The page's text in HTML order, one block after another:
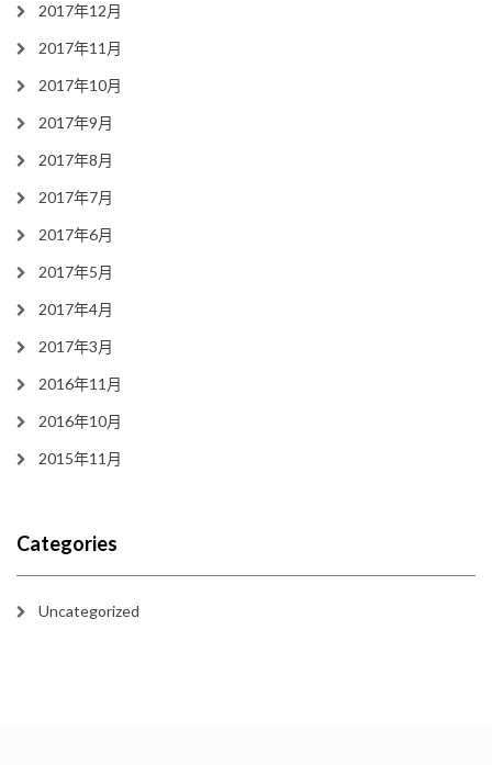
2017年12月
2017年11月
2017年10月
2017年9月
2017年8月
2017年7月
2017年6月
2017年5月
2017年4月
2017年3月
2016年11月
2016年10月
2015年11月
Categories
Uncategorized